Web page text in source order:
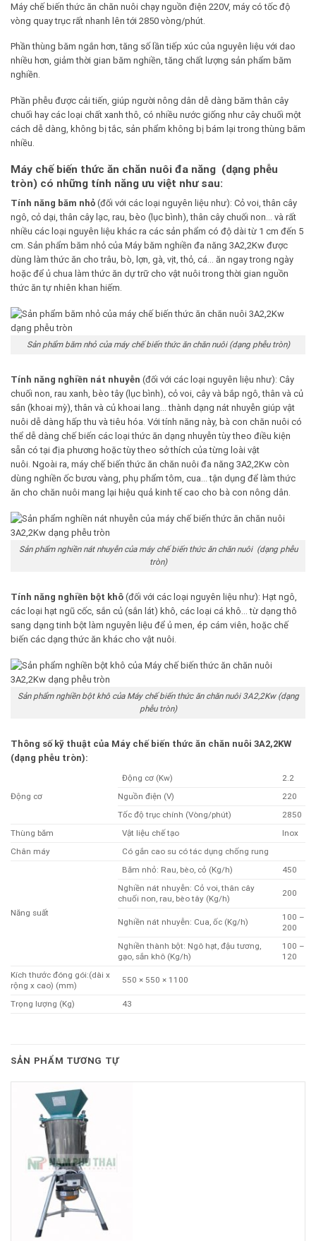
Máy chế biến thức ăn chăn nuôi chạy nguồn điện 220V, máy có tốc độ
vòng quay trục rất nhanh lên tới 2850 vòng/phút.
Phần thùng băm ngắn hơn, tăng số lần tiếp xúc của nguyên liệu với dao
nhiều hơn, giảm thời gian băm nghiền, tăng chất lượng sản phẩm băm
nghiền.
Phần phễu được cải tiến, giúp người nông dân dễ dàng băm thân cây
chuối hay các loại chất xanh thô, có nhiều nước giống như cây chuối một
cách dễ dàng, không bị tắc, sản phẩm không bị bám lại trong thùng băm
nhiều.
Máy chế biến thức ăn chăn nuôi đa năng (dạng phễu
tròn) có những tính năng ưu việt như sau:
Tính năng băm nhỏ (đối với các loại nguyên liệu như): Cỏ voi, thân cây
ngô, cỏ dại, thân cây lạc, rau, bèo (lục bình), thân cây chuối non… và rất
nhiều các loại nguyên liệu khác ra các sản phẩm có độ dài từ 1 cm đến 5
cm. Sản phẩm băm nhỏ của Máy băm nghiền đa năng 3A2,2Kw được
dùng làm thức ăn cho trâu, bò, lợn, gà, vịt, thỏ, cá… ăn ngay trong ngày
hoặc để ủ chua làm thức ăn dự trữ cho vật nuôi trong thời gian nguồn
thức ăn tự nhiên khan hiếm.
Sản phẩm băm nhỏ của máy chế biến thức ăn chăn nuôi (dạng phễu tròn)
Tính năng nghiền nát nhuyễn (đối với các loại nguyên liệu như): Cây
chuối non, rau xanh, bèo tây (lục bình), cỏ voi, cây và bắp ngô, thân và củ
sắn (khoai mỳ), thân và củ khoai lang… thành dạng nát nhuyễn giúp vật
nuôi dễ dàng hấp thu và tiêu hóa. Với tính năng này, bà con chăn nuôi có
thể dễ dàng chế biến các loại thức ăn dạng nhuyễn tùy theo điều kiện
sẵn có tại địa phương hoặc tùy theo sở thích của từng loài vật
nuôi. Ngoài ra, máy chế biến thức ăn chăn nuôi đa năng 3A2,2Kw còn
dùng nghiền ốc bươu vàng, phụ phẩm tôm, cua… tận dụng để làm thức
ăn cho chăn nuôi mang lại hiệu quả kinh tế cao cho bà con nông dân.
Sản phẩm nghiền nát nhuyễn của máy chế biến thức ăn chăn nuôi (dạng phễu
tròn)
Tính năng nghiền bột khô (đối với các loại nguyên liệu như): Hạt ngô,
các loại hạt ngũ cốc, sắn củ (sắn lát) khô, các loại cá khô… từ dạng thô
sang dạng tinh bột làm nguyên liệu để ủ men, ép cám viên, hoặc chế
biến các dạng thức ăn khác cho vật nuôi.
Sản phẩm nghiền bột khô của Máy chế biến thức ăn chăn nuôi 3A2,2Kw (dạng
phễu tròn)
Thông số kỹ thuật của Máy chế biến thức ăn chăn nuôi 3A2,2KW
(dạng phễu tròn):
Động cơ
Động cơ (Kw)
2.2
Nguồn điện (V)
220
Tốc độ trục chính (Vòng/phút)
2850
Thùng băm
Vật liệu chế tạo
Inox
Chân máy
Có gắn cao su có tác dụng chống rung
Năng suất
Băm nhỏ: Rau, bèo, cỏ (Kg/h)
450
Nghiền nát nhuyễn: Cỏ voi, thân cây
chuối non, rau, bèo tây (Kg/h)
200
Nghiền nát nhuyễn: Cua, ốc (Kg/h)
100 –
200
Nghiền thành bột: Ngô hạt, đậu tương,
gạo, sắn khô (Kg/h)
100 –
120
Kích thước đóng gói:(dài x
rộng x cao) (mm)
550 × 550 × 1100
Trọng lượng (Kg) 43
SẢN PHẨM TƯƠNG TỰ